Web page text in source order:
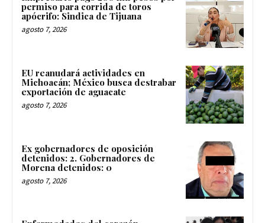
permiso para corrida de toros
apócrifo: Sindica de Tijuana
agosto 7, 2026
EU reanudará actividades en
Michoacán; México busca destrabar
exportación de aguacate
agosto 7, 2026
Ex gobernadores de oposición
detenidos: 2. Gobernadores de
Morena detenidos: 0
agosto 7, 2026